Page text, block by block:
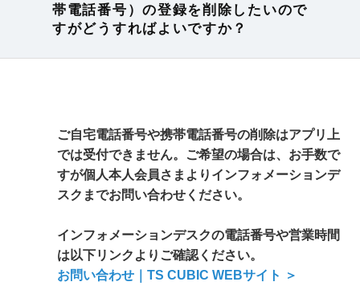
帯電話番号）の登録を削除したいので
すがどうすればよいですか？
ご自宅電話番号や携帯電話番号の削除はアプリ上
では受付できません。ご希望の場合は、お手数で
すが個人本人会員さまよりインフォメーションデ
スクまでお問い合わせください。
インフォメーションデスクの電話番号や営業時間
は以下リンクよりご確認ください。
お問い合わせ｜TS CUBIC WEBサイト ＞